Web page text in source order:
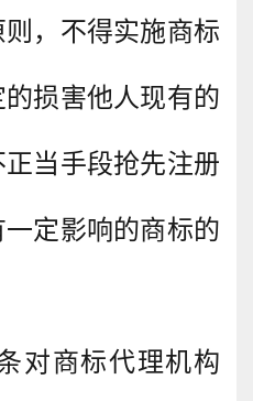
，不得实施商标
损害他人现有的
当手段抢先注册
定影响的商标的
对商标代理机构